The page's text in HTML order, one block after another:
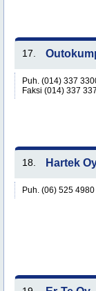
17.
Puh. (014) 337
Faksi (014) 337
18. Hartek
Puh. (06) 525 4980